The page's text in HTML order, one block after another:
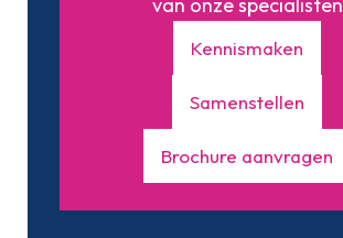
Kennismaken
Samenstellen
Brochure aanvragen